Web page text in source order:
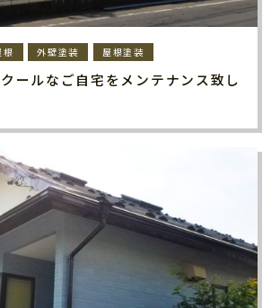
根 外壁塗装 屋根塗装
ールなご自宅をメンテナンス致し